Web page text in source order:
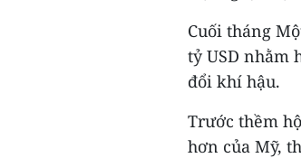
Cuối tháng
tỷ USD nhằm
đổi khí hậu.
Trước thềm
hơn của Mỹ,